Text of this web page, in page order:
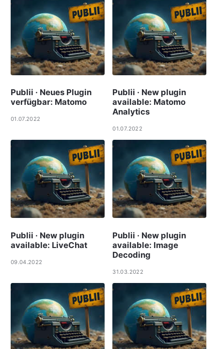
Publii · Neues Plugin
verfügbar: Matomo
01.07.2022
Publii · New plugin
available: Matomo
Analytics
01.07.2022
Publii · New plugin
available: LiveChat
09.04.2022
Publii · New plugin
available: Image
Decoding
31.03.2022